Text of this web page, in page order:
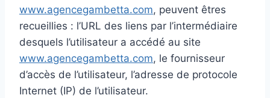
www.agencegambetta.com, peuvent êtres
recueillies : l’URL des liens par l’intermédiaire
desquels l’utilisateur a accédé au site
www.agencegambetta.com, le fournisseur
d’accès de l’utilisateur, l’adresse de protocole
Internet (IP) de l’utilisateur.